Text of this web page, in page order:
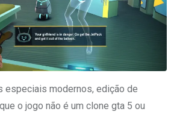
especiais modernos, edição de
o jogo não é um clone gta 5 ou